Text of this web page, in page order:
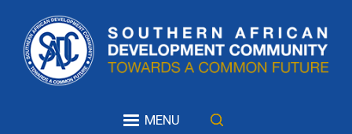
main
content
MENU